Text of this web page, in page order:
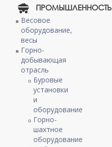
ПРОМЫШЛЕННОСТЬ
Весовое
оборудование,
весы
Горно-
добывающая
отрасль
Буровые
установки
и
оборудование
Горно-
шахтное
оборудование